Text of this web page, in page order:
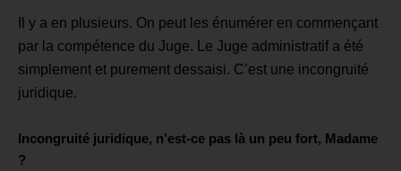
Il y a en plusieurs. On peut les énumérer en commençant
par la compétence du Juge. L e Juge administratif a été
simplement et purement dessaisi. C’est une incongruité
juridique.
Incongruité juridique, n’est-ce pas là un peu fort, Madame
?